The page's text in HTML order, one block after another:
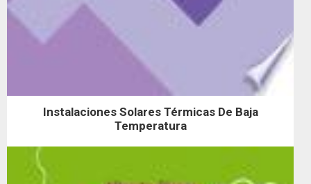
Instalaciones Solares Térmicas De Baja
Temperatura